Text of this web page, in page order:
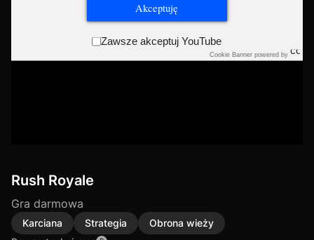
Akceptuję
Zawsze akceptuj YouTube
Cookie Banner powered by
Rush Royale
Gra darmowa
Karciana Strategia
Obrona wieży